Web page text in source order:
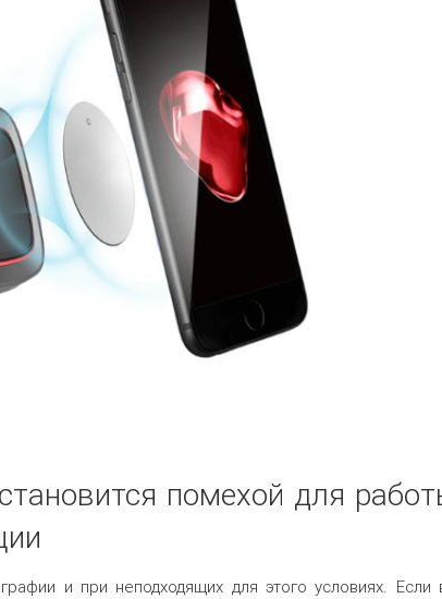
помехой для
и при неподходящих для этого условиях. Если